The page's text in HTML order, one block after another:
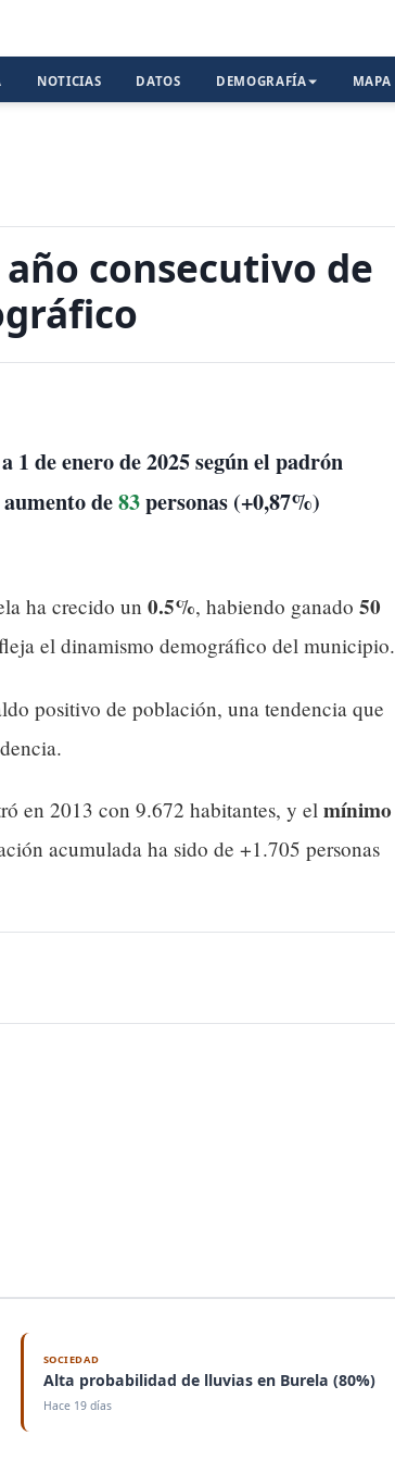
NOTICIAS DATOS DEMOGRAFÍA MAPA
consecutivo de
a 1 de enero de 2025 según el padrón
de83personas (+0,87%)
ha crecido un 0.5%, habiendo ganado 50
el dinamismo demográfico del municipio.
positivo de población, una tendencia que
en 2013 con 9.672 habitantes, y el mínimo
acumulada ha sido de +1.705 personas
SOCIEDAD
Alta probabilidad de lluvias en Burela (80%)
Hace 19 días